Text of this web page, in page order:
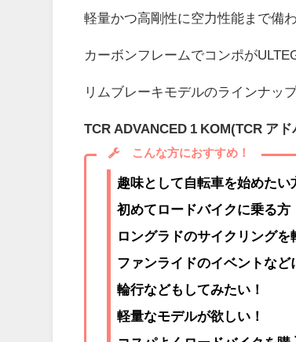
です！リムブレーキモデルの
軽量かつ高剛性に空力性能まで備
カーボンフレームでコンポが
リムブレーキモデルのラインナッ
TCR ADVANCED 1 KOM(TCR ア
こんな方におすすめ！
趣味として自転車を始めたい
初めてロードバイクに乗る方
ロングラドのサイクリングを
ファンライドのイベントなど
輪行などもしてみたい！
軽量なモデルが欲しい！